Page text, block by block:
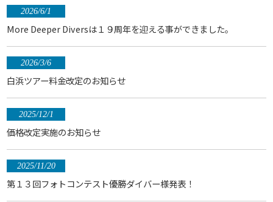
2026/6/1
More Deeper Diversは１９周年を迎える事ができました。
2026/3/6
白浜ツアー料金改定のお知らせ
2025/12/1
価格改定実施のお知らせ
2025/11/20
第１３回フォトコンテスト優勝ダイバー様発表！